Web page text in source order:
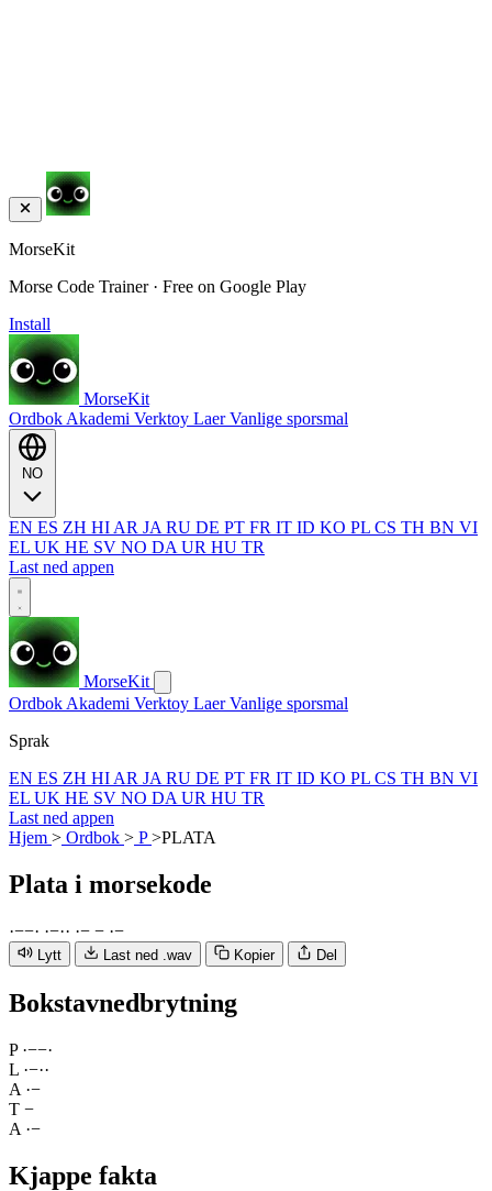
MorseKit
Morse Code Trainer · Free on Google Play
Install
MorseKit
Ordbok Akademi Verktoy LaerVanlige sporsmal
EN ES ZH HI AR JA RU DE PT FR IT ID KO PL CS TH BN VI
EL UK HE SV NO DA UR HU TR
Last ned appen
MorseKit
Ordbok Akademi Verktoy LaerVanlige sporsmal
Sprak
EN ES ZH HI AR JA RU DE PT FR IT ID KO PL CS TH BN VI
EL UK HE SV NO DA UR HU TR
Last ned appen
Hjem > Ordbok > P>PLATA
Plata i morsekode
·−−· ·−·· ·− − ·−
Lytt Last ned .wav Kopier Del
Bokstavnedbrytning
P ·−−·
L ·−··
A ·−
T −
A ·−
Kjappe fakta